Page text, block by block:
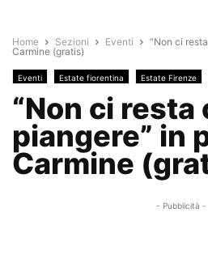
Home Sezioni Eventi
“Non ci
Carmine (gratis)
Eventi Estate fiorentina Estate Firenze
“Non ci resta
piangere” in
Carmine
- Pubblicità -